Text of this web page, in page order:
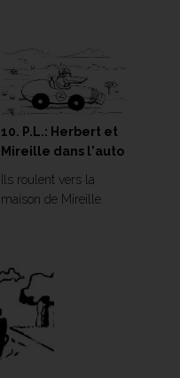
10. P.L.: Herbert et
Mireille dans l'auto
Ils roulent vers la
maison de Mireille.